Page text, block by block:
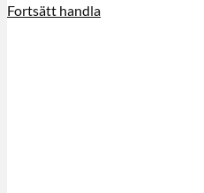
Fortsätt handla